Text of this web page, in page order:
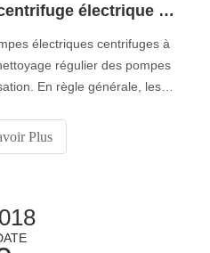
Pompe à eau claire centrifuge électrique gros suggère comment nettoyer la pompe?
électriques centrifuges à
régulier des pompes
En règle générale, les
tels que les pompes
pompes sont troubles
Plus